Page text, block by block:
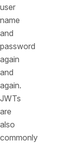
user
name
and
password
again
and
again.
JWTs
are
also
commonly